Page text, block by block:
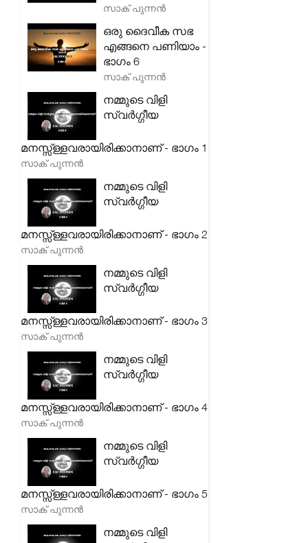
സാക് പുന്നൻ
ഒരു ദൈവീക സഭ
എങ്ങനെ പണിയാം -
ഭാഗം 6
സാക് പുന്നൻ
നമ്മുടെ വിളി
സ്വർഗ്ഗീയ
മനസ്സ്ള്ളവരായിരിക്കാനാണ് - ഭാഗം 1
സാക് പുന്നൻ
നമ്മുടെ വിളി
സ്വർഗ്ഗീയ
മനസ്സ്ള്ളവരായിരിക്കാനാണ് - ഭാഗം 2
സാക് പുന്നൻ
നമ്മുടെ വിളി
സ്വർഗ്ഗീയ
മനസ്സ്ള്ളവരായിരിക്കാനാണ് - ഭാഗം 3
സാക് പുന്നൻ
നമ്മുടെ വിളി
സ്വർഗ്ഗീയ
മനസ്സ്ള്ളവരായിരിക്കാനാണ് - ഭാഗം 4
സാക് പുന്നൻ
നമ്മുടെ വിളി
സ്വർഗ്ഗീയ
മനസ്സ്ള്ളവരായിരിക്കാനാണ് - ഭാഗം 5
സാക് പുന്നൻ
നമ്മുടെ വിളി